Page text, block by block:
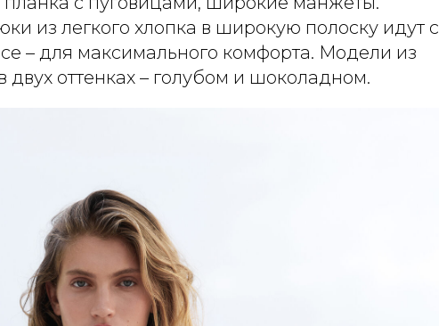
из легкого хлопка в широкую полоску идут с
– для максимального комфорта. Модели из
двух оттенках – голубом и шоколадном.